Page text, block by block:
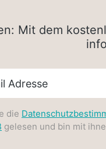
Mit dem
die
gelesen und bin mit